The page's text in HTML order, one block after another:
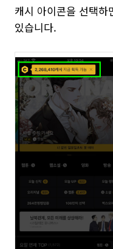
캐시 아이콘을 선택
있습니다.